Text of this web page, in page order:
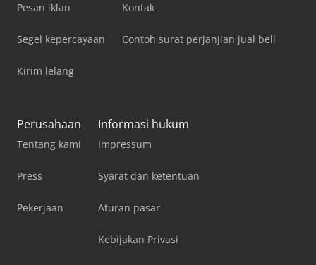
Pesan iklan
Segel kepercayaan
Kirim lelang
Kontak
Contoh surat perjanjian jual beli
Perusahaan
Tentang kami
Press
Pekerjaan
Informasi hukum
Impressum
Syarat dan ketentuan
Aturan pasar
Kebijakan Privasi